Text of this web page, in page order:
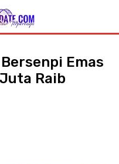
Emas
Raib